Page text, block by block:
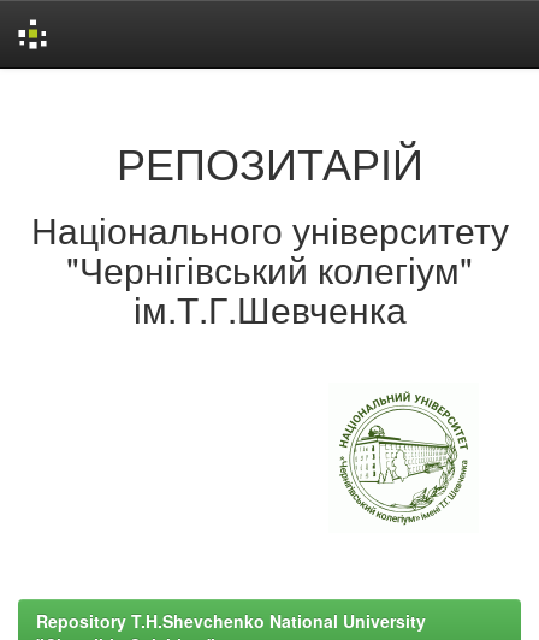
РЕПОЗИТАРІЙ
Національного університету
"Чернігівський колегіум"
ім.Т.Г.Шевченка
Repository T.H.Shevchenko National University